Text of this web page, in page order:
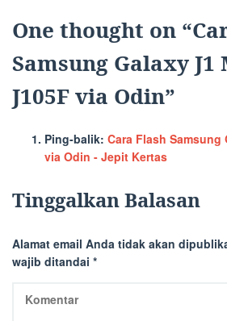
One thought on “
Samsung Galaxy J1
J105F via Odin”
Ping-balik: Cara Flash Samsung
via Odin - Jepit Kertas
Tinggalkan Balasan
Alamat email Anda tidak akan
wajib ditandai *